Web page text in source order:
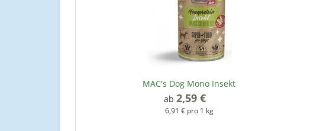
MAC's Dog Mono Insekt
ab 2,59 €
6,91 € pro 1 kg